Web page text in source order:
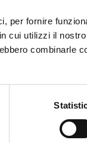
per fornire
cui utilizzi il
combinarle